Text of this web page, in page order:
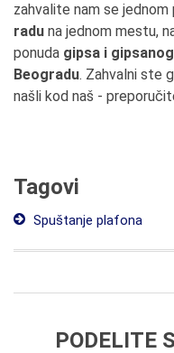
zahvalite nam se jednom
radu na jednom mestu,
ponuda gipsa i
Beogradu. Zahvalni ste
našli kod naš -
Tagovi
Spuštanje plafona
PODELITE